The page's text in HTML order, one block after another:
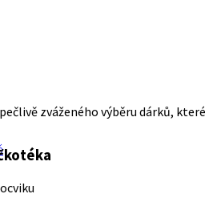
zváženého výběru dárků,